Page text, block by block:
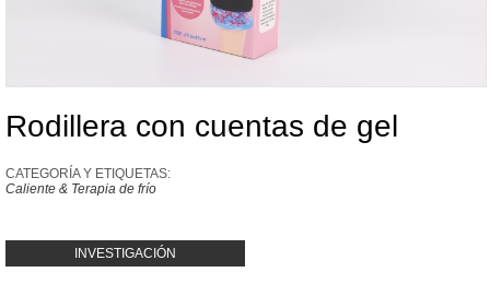
Rodillera con cuentas de gel
CATEGORÍA Y ETIQUETAS:
Caliente & Terapia de frío
INVESTIGACIÓN